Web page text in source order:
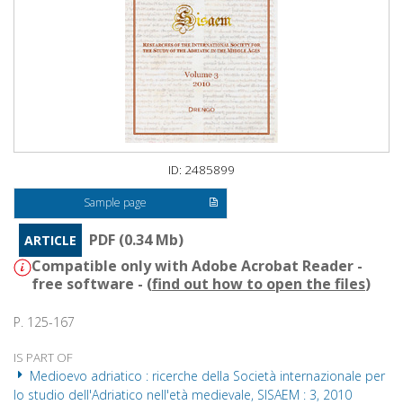
ID: 2485899
Sample page
ARTICLE
PDF (0.34 Mb)
Compatible only with Adobe Acrobat Reader -
free software - (find out how to open the files)
P. 125-167
IS PART OF
Medioevo adriatico : ricerche della Società internazionale per
lo studio dell'Adriatico nell'età medievale, SISAEM : 3, 2010